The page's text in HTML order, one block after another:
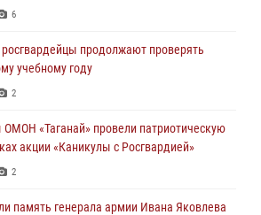
6
продолжают проверять
учебному году
2
«Таганай» провели патриотическую
акции «Каникулы с Росгвардией»
2
память генерала армии Ивана Яковлева